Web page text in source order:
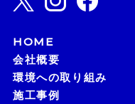
HOME
会社概要
環境への取り組み
施工事例